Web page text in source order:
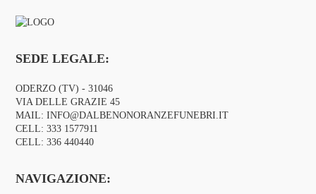
SEDE LEGALE:
ODERZO (TV) - 31046
VIA DELLE GRAZIE 45
MAIL:INFO@DALBENONORANZEFUNEBRI.IT
CELL:333 1577911
CELL:336 440440
NAVIGAZIONE: